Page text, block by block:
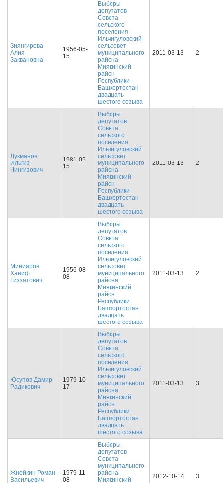
Зиянгирова
Алия
Заквановна
1956-05-
15
Выборы
депутатов
Совета
сельского
поселения
Ильчигуловский
сельсовет
муниципального
района
Миякинский
район
Республики
Башкортостан
двадцать
шестого созыва
2011-03-13 2
Лукманов
Ильгиз
Чингизович
1981-05-
15
Выборы
депутатов
Совета
сельского
поселения
Ильчигуловский
сельсовет
муниципального
района
Миякинский
район
Республики
Башкортостан
двадцать
шестого созыва
2011-03-13 2
Минияров
Ханиф
Гиззатович
1956-08-
08
Выборы
депутатов
Совета
сельского
поселения
Ильчигуловский
сельсовет
муниципального
района
Миякинский
район
Республики
Башкортостан
двадцать
шестого созыва
2011-03-13 2
Юсупов Дамир
Радикович
1979-10-
17
Выборы
депутатов
Совета
сельского
поселения
Ильчигуловский
сельсовет
муниципального
района
Миякинский
район
Республики
Башкортостан
двадцать
шестого созыва
2011-03-13 3
Жнейкин Роман
Васильевич
1979-11-
08
Выборы
депутатов
Совета
муниципального
района
Миякинский
2012-10-14 3